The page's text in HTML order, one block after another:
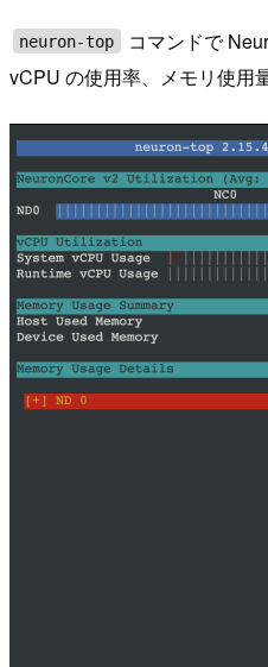
neuron-top
コマンドで
vCPU の使用率、メモリ使用